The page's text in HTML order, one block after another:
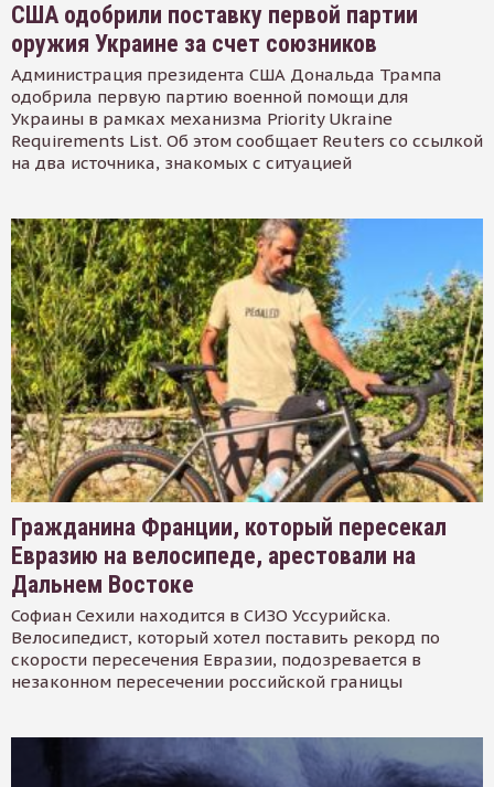
США одобрили поставку первой партии
оружия Украине за счет союзников
Администрация президента США Дональда Трампа
одобрила первую партию военной помощи для
Украины в рамках механизма Priority Ukraine
Requirements List. Об этом сообщает Reuters со ссылкой
на два источника, знакомых с ситуацией
Гражданина Франции, который пересекал
Евразию на велосипеде, арестовали на
Дальнем Востоке
Софиан Сехили находится в СИЗО Уссурийска.
Велосипедист, который хотел поставить рекорд по
скорости пересечения Евразии, подозревается в
незаконном пересечении российской границы